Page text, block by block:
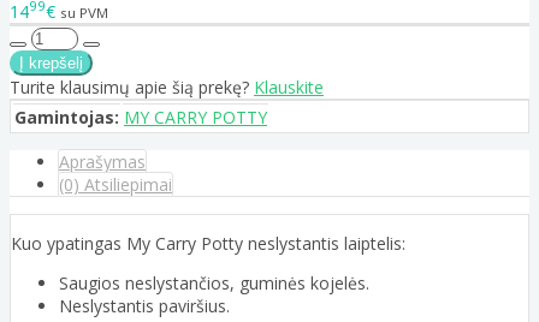
1499€ su PVM
Turite klausimų apie šią prekę? Klauskite
Gamintojas: MY CARRY POTTY
Aprašymas
(0) Atsiliepimai
Kuo ypatingas My Carry Potty neslystantis laiptelis:
Saugios neslystančios, guminės kojelės.
Neslystantis paviršius.